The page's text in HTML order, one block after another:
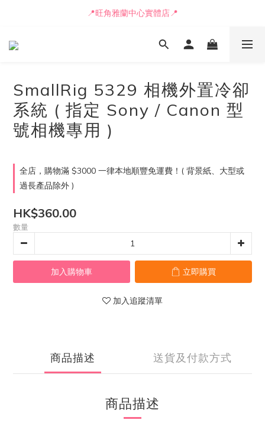
📒🖋️報價單 / 採購表格🖋️📒
📍旺角雅蘭中心實體店📍
🚛最快可即日安排貨車送到💨
SmallRig 5329 相機外置冷卻
系統 ( 指定 Sony / Canon 型
號相機專用 )
全店，購物滿 $3000 一律本地順豐免運費！( 背景紙、大型或
過長產品除外 )
HK$360.00
數量
加入購物車 立即購買
加入追蹤清單
商品描述 送貨及付款方式
商品描述